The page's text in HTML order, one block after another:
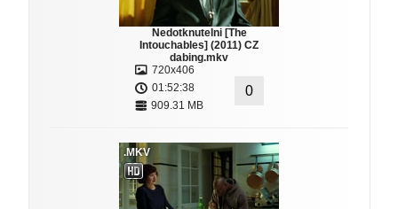
Nedotknutelni [The
Intouchables] (2011) CZ
dabing.mkv
720x406
01:52:38
909.31 MB
0
.MKV